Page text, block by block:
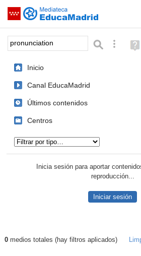
Saltar navegación
Palabra o frase: Búsqueda
(en
Inicio
Canal EducaMadrid
Últimos contenidos
Centros
Inicia sesión para aportar
reproducción...
Iniciar sesión
Resultados de:
0medios totales (hay filtros aplicados)